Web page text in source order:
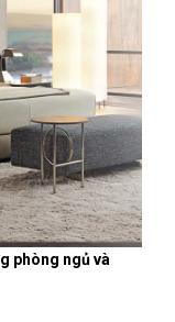
phòng ngủ và